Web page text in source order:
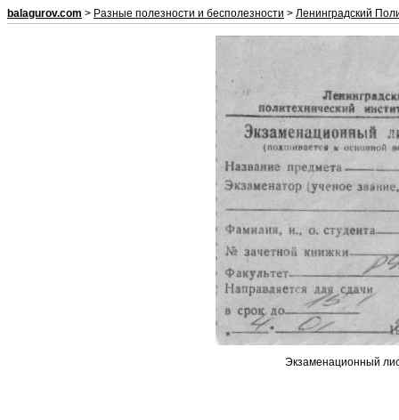
balagurov.com > Разные полезности и бесполезности > Ленинградский
Экзаменационный